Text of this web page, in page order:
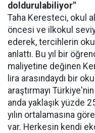
doldurulabiliyor"
Taha Keresteci, okul
öncesi ve ilkokul
ederek, tercihlerin
anlattı. Bu yıl bir
maliyetine değinen
lira arasındaydı bir
araştırmayı
anda yaklaşık yüzde
yılın ortalamasına
var. Herkesin kendi